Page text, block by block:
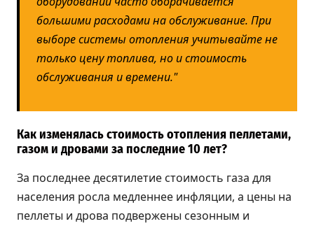
большими расходами на обслуживание. При
выборе системы отопления учитывайте не
только цену топлива, но и стоимость
обслуживания и времени."
Как изменялась стоимость отопления пеллетами,
газом и дровами за последние 10 лет?
За последнее десятилетие стоимость газа для
населения росла медленнее инфляции, а цены на
пеллеты и дрова подвержены сезонным и